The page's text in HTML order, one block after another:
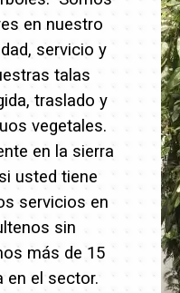
en nuestro
servicio y
talas
traslado y
vegetales.
en la sierra
usted tiene
servicios en
sin
más de 15
en el sector.